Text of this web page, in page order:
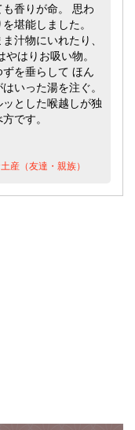
も香りが命。 思わ
堪能しました。
汁物にいれたり、
はりお吸い物。
を垂らして ほん
いった湯を注ぐ。
とした喉越しが独
です。
産（友達・親族）